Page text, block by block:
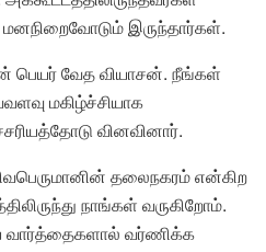
மனநிறைவோடும்இருந்தார்கள்.
பெயர் வேத வியாசன். நீங்கள்
மகிழ்ச்சியாக
வினவினார்.
தலைநகரம்என்கிற
நாங்கள் வருகிறோம்.
வர்ணிக்க